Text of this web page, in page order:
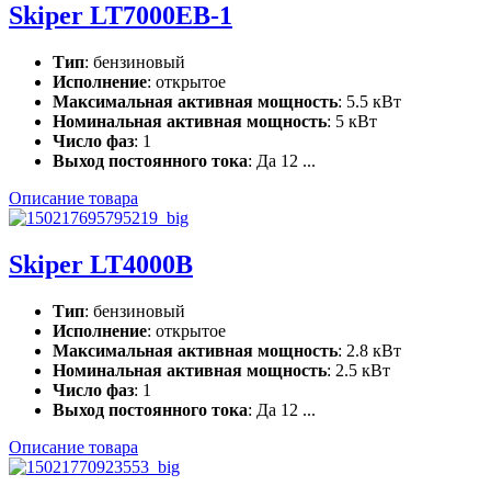
Skiper LT7000EB-1
Тип: бензиновый
Исполнение: открытое
Максимальная активная мощность: 5.5 кВт
Номинальная активная мощность: 5 кВт
Число фаз: 1
Выход постоянного тока: Да 12 ...
Описание товара
Skiper LT4000B
Тип: бензиновый
Исполнение: открытое
Максимальная активная мощность: 2.8 кВт
Номинальная активная мощность: 2.5 кВт
Число фаз: 1
Выход постоянного тока: Да 12 ...
Описание товара